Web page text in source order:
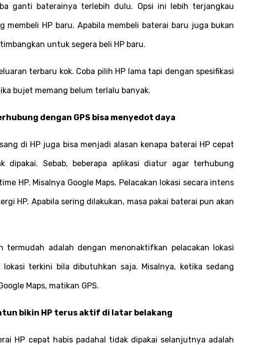
ganti baterainya terlebih dulu. Opsi ini lebih terjangkau
membeli HP baru. Apabila membeli baterai baru juga bukan
untuk segera beli HP baru.
terbaru kok. Coba pilih HP lama tapi dengan spesifikasi
bujet memang belum terlalu banyak.
dengan GPS bisa menyedot daya
di HP juga bisa menjadi alasan kenapa baterai HP cepat
dipakai. Sebab, beberapa aplikasi diatur agar terhubung
HP. Misalnya Google Maps. Pelacakan lokasi secara intens
HP. Apabila sering dilakukan, masa pakai baterai pun akan
termudah adalah dengan menonaktifkan pelacakan lokasi
lokasi terkini bila dibutuhkan saja. Misalnya, ketika sedang
Maps, matikan GPS.
bikin HP terus aktif di latar belakang
HP cepat habis padahal tidak dipakai selanjutnya adalah